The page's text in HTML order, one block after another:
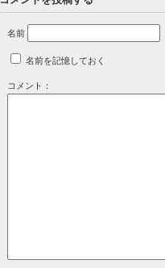
名前
名前を記憶しておく
コメント：